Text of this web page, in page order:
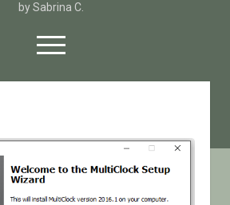
by Sabrina C.
open
menu
twitterfacebook
email-form
Contatto